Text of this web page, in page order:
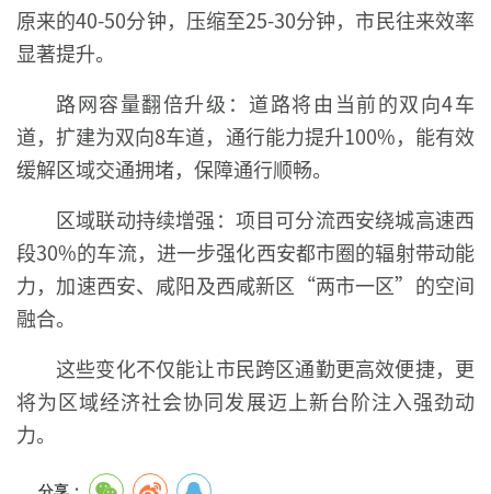
原来的40-50分钟，压缩至25-30分钟，市民往来效率
显著提升。
路网容量翻倍升级：道路将由当前的双向4车
道，扩建为双向8车道，通行能力提升100%，能有效
缓解区域交通拥堵，保障通行顺畅。
区域联动持续增强：项目可分流西安绕城高速西
段30%的车流，进一步强化西安都市圈的辐射带动能
力，加速西安、咸阳及西咸新区“两市一区”的空间
融合。
这些变化不仅能让市民跨区通勤更高效便捷，更
将为区域经济社会协同发展迈上新台阶注入强劲动
力。